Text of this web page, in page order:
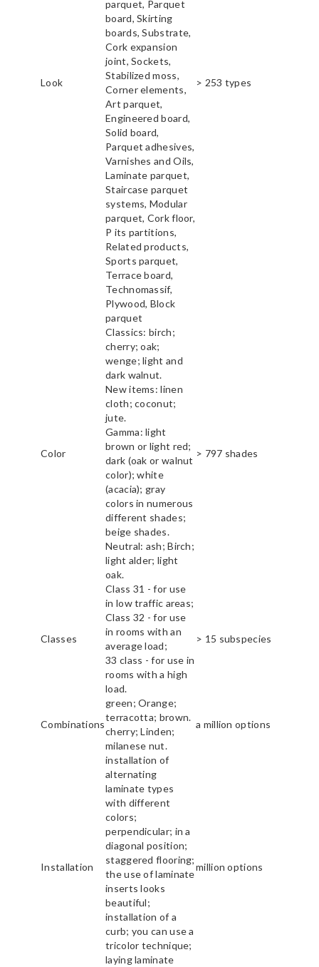
Look
parquet, Parquet
board, Skirting
boards, Substrate,
Cork expansion
joint, Sockets,
Stabilized moss,
Corner elements,
Art parquet,
Engineered board,
Solid board,
Parquet adhesives,
Varnishes and Oils,
Laminate parquet,
Staircase parquet
systems, Modular
parquet, Cork floor,
P its partitions,
Related products,
Sports parquet,
Terrace board,
Technomassif,
Plywood, Block
parquet
> 253 types
Color
Classics: birch;
cherry; oak;
wenge; light and
dark walnut.
New items: linen
cloth; coconut;
jute.
Gamma: light
brown or light red;
dark (oak or walnut
color); white
(acacia); gray
colors in numerous
different shades;
beige shades.
Neutral: ash; Birch;
light alder; light
oak.
> 797 shades
Classes
Class 31 - for use
in low traffic areas;
Class 32 - for use
in rooms with an
average load;
33 class - for use in
rooms with a high
load.
> 15 subspecies
Combinations
green; Orange;
terracotta; brown.
cherry; Linden;
milanese nut.
a million options
Installation
installation of
alternating
laminate types
with different
colors;
perpendicular; in a
diagonal position;
staggered flooring;
the use of laminate
inserts looks
beautiful;
installation of a
curb; you can use a
tricolor technique;
laying laminate
million options